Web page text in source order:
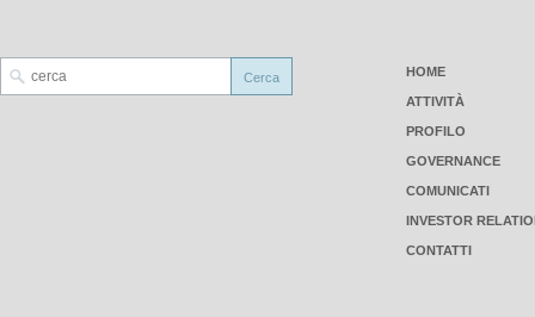
HOME
ATTIVITÀ
PROFILO
GOVERNANCE
COMUNICATI
INVESTOR
CONTATTI